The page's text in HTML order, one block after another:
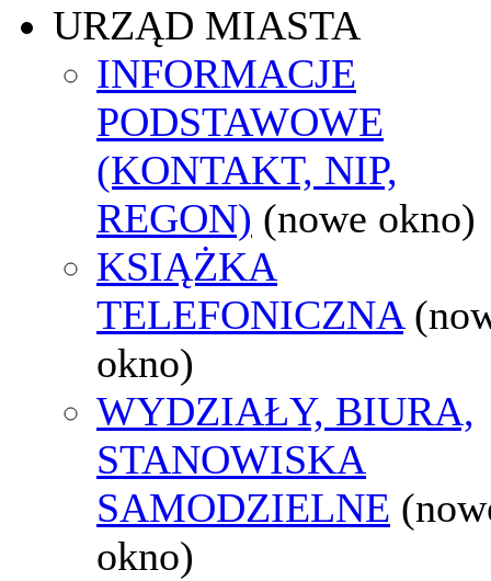
URZĄD MIASTA
INFORMACJE
PODSTAWOWE
(KONTAKT, NIP,
REGON) (nowe okno)
KSIĄŻKA
TELEFONICZNA
okno)
WYDZIAŁY, BIURA,
STANOWISKA
SAMODZIELNE
okno)